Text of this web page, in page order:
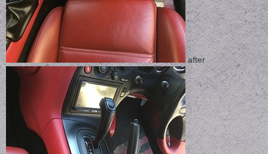
after